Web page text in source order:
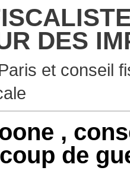
DES
et conseil
,
de